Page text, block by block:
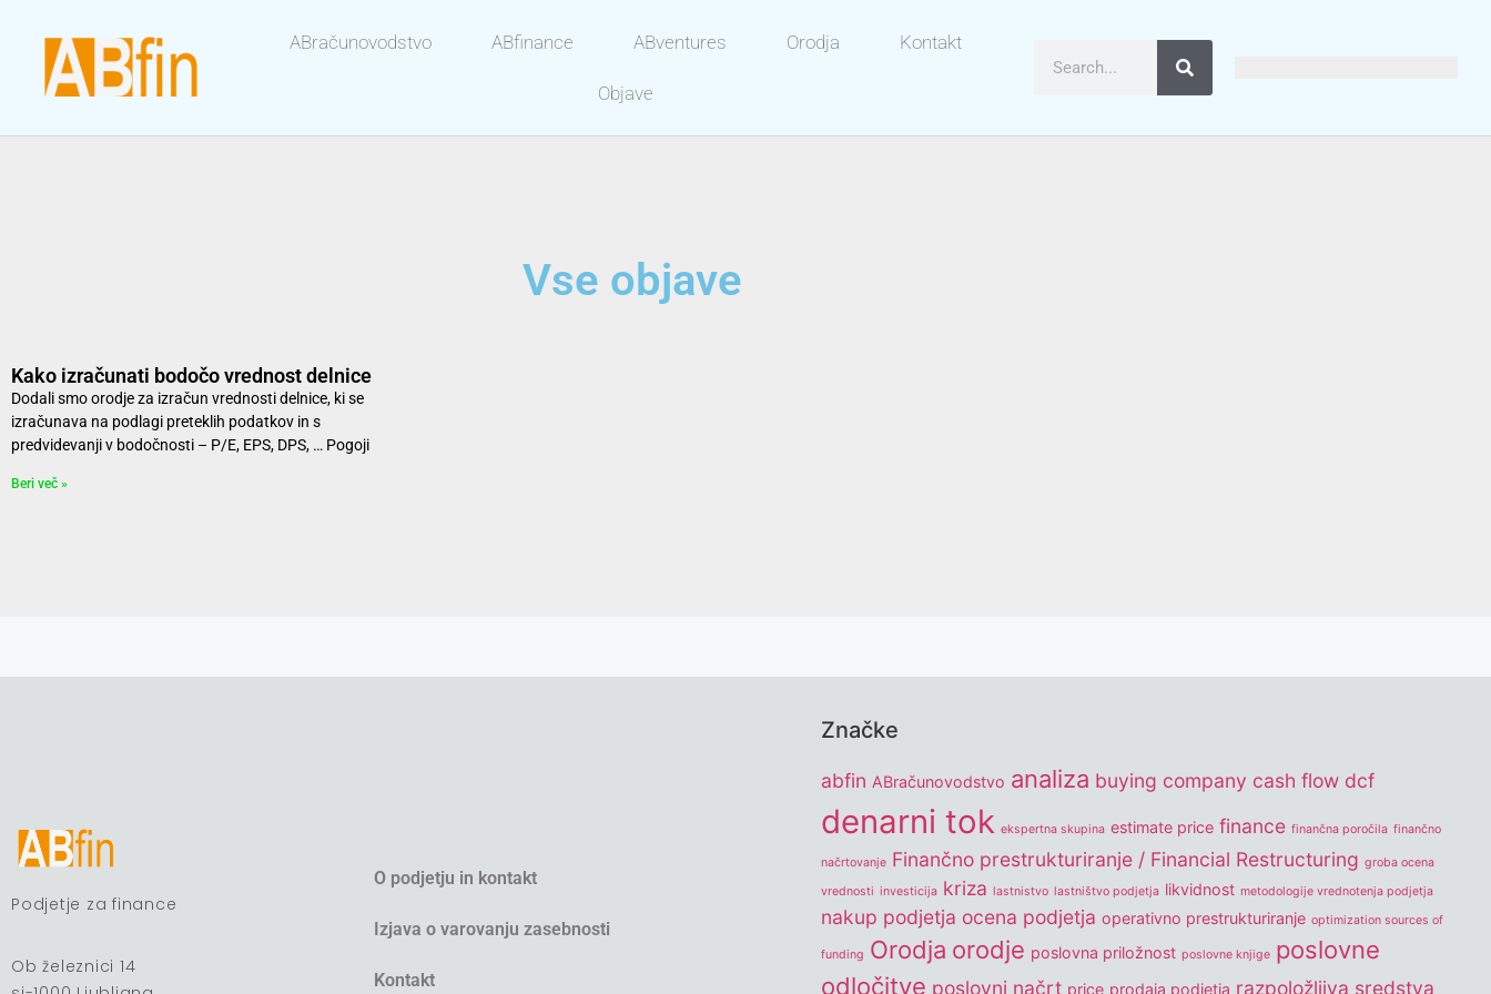
ABračunovodstvo ABfinance ABventures Orodja Kontakt
Objave
Vse objave
Kako izračunati bodočo vrednost delnice
Dodali smo orodje za izračun vrednosti delnice, ki se
izračunava na podlagi preteklih podatkov in s
predvidevanji v bodočnosti – P/E, EPS, DPS, … Pogoji
Beri več »
Podjetje za finance
Ob železnici 14
O podjetju in kontakt
Izjava o varovanju zasebnosti
Kontakt
Značke
abfin ABračunovodstvo analiza buying company cash flow dcf
denarni tok ekspertna skupina estimate price finance finančna poročila finančno
načrtovanje Finančno prestrukturiranje / Financial Restructuring groba ocena
vrednosti investicija kriza lastnistvo lastništvo podjetja likvidnost metodologije vrednotenja podjetja
nakup podjetja ocena podjetja operativno prestrukturiranje optimization sources of
funding Orodja orodje poslovna priložnost poslovne knjige poslovne
odločitve poslovni načrt price prodaja podjetja razpoložljiva sredstva